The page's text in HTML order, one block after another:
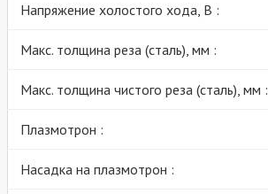
Напряжение холостого хода, В :
Макс. толщина реза (сталь), мм :
Макс. толщина чистого реза (сталь), мм :
Плазмотрон :
Насадка на плазмотрон :